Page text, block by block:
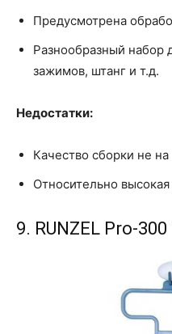
Предусмотрена
Разнообразный набор
зажимов, штанг и т.д.
Недостатки:
Качество сборки не на
Относительно
9. RUNZEL Pro-